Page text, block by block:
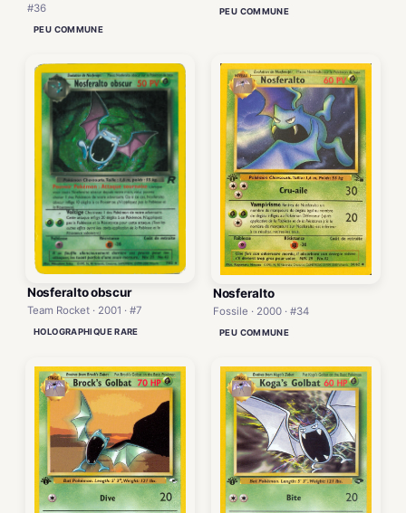
#36
PEU COMMUNE
PEU COMMUNE
Nosferalto obscur
Team Rocket · 2001 · #7
HOLOGRAPHIQUE RARE
Nosferalto
Fossile · 2000 · #34
PEU COMMUNE